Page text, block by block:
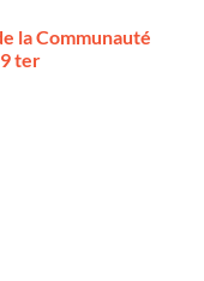
la Communauté
9 ter